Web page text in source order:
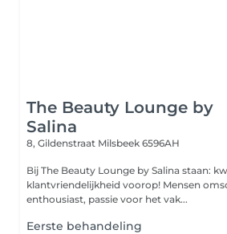
The Beauty Lounge by
Salina
8, Gildenstraat Milsbeek 6596AH
Bij The Beauty Lounge by Salina staan:
klantvriendelijkheid voorop! Mensen
enthousiast, passie voor het vak...
Eerste behandeling